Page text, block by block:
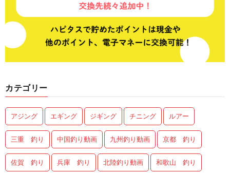
カテゴリー
アジング エギング ジギング チニング ルアー
三重 釣り 中国釣り動画 九州釣り動画 京都 釣り
佐賀 釣り 兵庫 釣り 北陸釣り動画 和歌山 釣り